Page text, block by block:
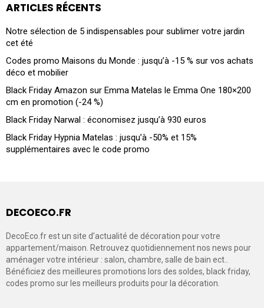
ARTICLES RÉCENTS
Notre sélection de 5 indispensables pour sublimer votre jardin
cet été
Codes promo Maisons du Monde : jusqu’à -15 % sur vos achats
déco et mobilier
Black Friday Amazon sur Emma Matelas le Emma One 180×200
cm en promotion (-24 %)
Black Friday Narwal : économisez jusqu’à 930 euros
Black Friday Hypnia Matelas : jusqu’à -50% et 15%
supplémentaires avec le code promo
DECOECO.FR
DecoEco.fr est un site d’actualité de décoration pour votre
appartement/maison. Retrouvez quotidiennement nos news pour
aménager votre intérieur : salon, chambre, salle de bain ect..
Bénéficiez des meilleures promotions lors des soldes, black friday,
codes promo sur les meilleurs produits pour la décoration.